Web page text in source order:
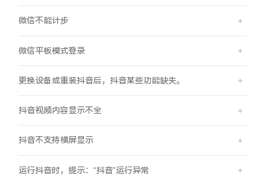
微信不能计步
微信平板模式登录
更换设备或重装抖音后，抖音某些功能缺失。
抖音视频内容显示不全
抖音不支持横屏显示
运行抖音时，提示：“抖音”运行异常